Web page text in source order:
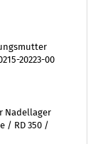
20223-00
Nadellager
/ RD 350 /